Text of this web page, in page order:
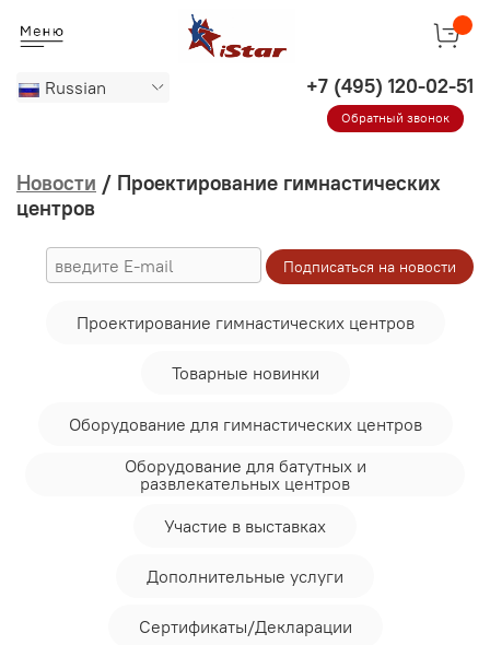
Russian
Обратный звонок
Новости / Проектирование гимнастических
центров
Проектирование гимнастических центров
Товарные новинки
Оборудование для гимнастических центров
Оборудование для батутных и
развлекательных центров
Участие в выставках
Дополнительные услуги
Сертификаты/Декларации